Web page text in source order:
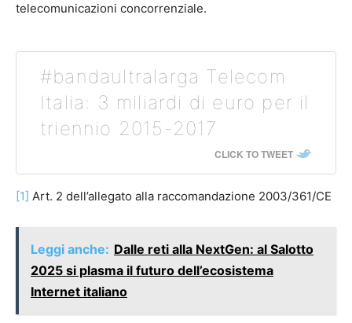
telecomunicazioni concorrenziale.
#bandaultralarga Telecom
Italia: 3 miliardi di euro per il
triennio 2015-2017
CLICK TO TWEET
[1] Art. 2 dell’allegato alla raccomandazione 2003/361/CE
Leggi anche: Dalle reti alla NextGen: al Salotto
2025 si plasma il futuro dell’ecosistema
Internet italiano